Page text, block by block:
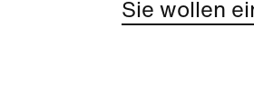
Sie wollen